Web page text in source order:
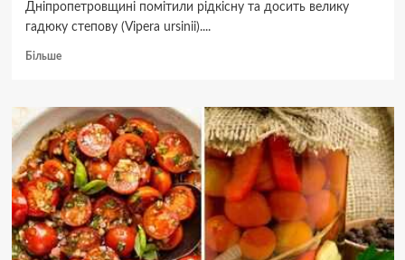
Дніпропетровщині помітили рідкісну та досить велику
гадюку степову (Vipera ursinii)....
БільшеДокладніше
Дніпропетровщині
помітили
величезну
степову
гадюку